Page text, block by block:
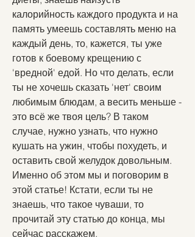
калорийность каждого продукта и на
память умеешь составлять меню на
каждый день, то, кажется, ты уже
готов к боевому крещению с
'вредной' едой. Но что делать, если
ты не хочешь сказать 'нет' своим
любимым блюдам, а весить меньше -
это всё же твоя цель? В таком
случае, нужно узнать, что нужно
кушать на ужин, чтобы похудеть, и
оставить свой желудок довольным.
Именно об этом мы и поговорим в
этой статье! Кстати, если ты не
знаешь, что такое чуваши, то
прочитай эту статью до конца, мы
сейчас расскажем.